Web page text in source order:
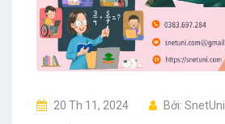
20 Th 11, 2024 Bởi: SnetUni